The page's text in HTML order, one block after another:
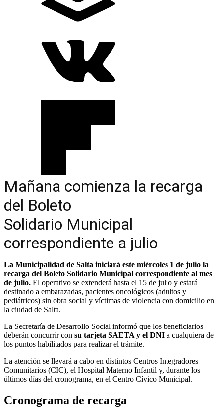
Mañana comienza la recarga
del Boleto
Solidario Municipal
correspondiente a julio
La Municipalidad de Salta iniciará este miércoles 1 de julio la
recarga del Boleto Solidario Municipal correspondiente al mes
de julio. El operativo se extenderá hasta el 15 de julio y estará
destinado a embarazadas, pacientes oncológicos (adultos y
pediátricos) sin obra social y víctimas de violencia con domicilio en
la ciudad de Salta.
La Secretaría de Desarrollo Social informó que los beneficiarios
deberán concurrir con su tarjeta SAETA y el DNI a cualquiera de
los puntos habilitados para realizar el trámite.
La atención se llevará a cabo en distintos Centros Integradores
Comunitarios (CIC), el Hospital Materno Infantil y, durante los
últimos días del cronograma, en el Centro Cívico Municipal.
Cronograma de recarga